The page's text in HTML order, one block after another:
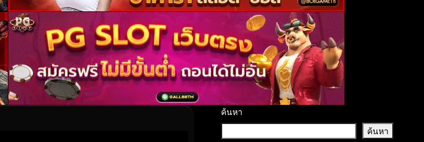
ค้นหา
ค้นหา